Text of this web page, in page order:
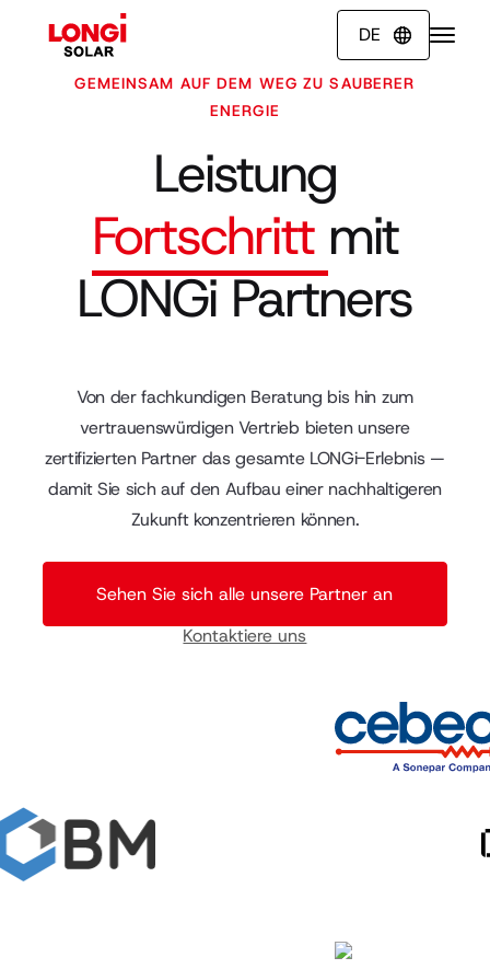
DE 
GEMEINSAM AUF DEM WEG ZU SAUBERER
ENERGIE
Leistung
Fortschritt mit
LONGi Partners
Von der fachkundigen Beratung bis hin zum
vertrauenswürdigen Vertrieb bieten unsere
zertifizierten Partner das gesamte LONGi-Erlebnis —
damit Sie sich auf den Aufbau einer nachhaltigeren
Zukunft konzentrieren können.
Sehen Sie sich alle unsere Partner an
Kontaktiere uns